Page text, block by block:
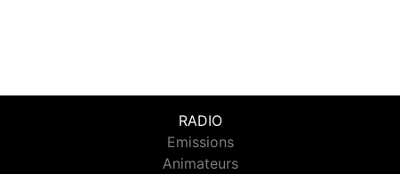
RADIO
Emissions
Animateurs